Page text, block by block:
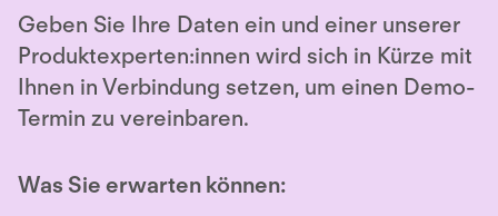
Geben Sie Ihre Daten ein und einer unserer
Produktexperten:innen wird sich in Kürze mit
Ihnen in Verbindung setzen, um einen Demo-
Termin zu vereinbaren.
Was Sie erwarten können: